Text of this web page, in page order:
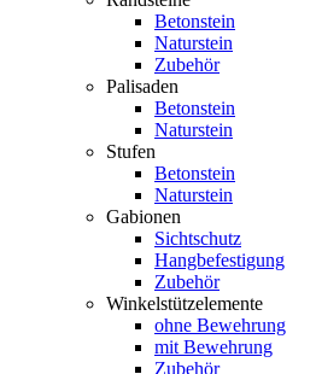
Betonstein
Naturstein
Zubehör
Palisaden
Betonstein
Naturstein
Stufen
Betonstein
Naturstein
Gabionen
Sichtschutz
Hangbefestigung
Zubehör
Winkelstützelemente
ohne Bewehrung
mit Bewehrung
Zubehör